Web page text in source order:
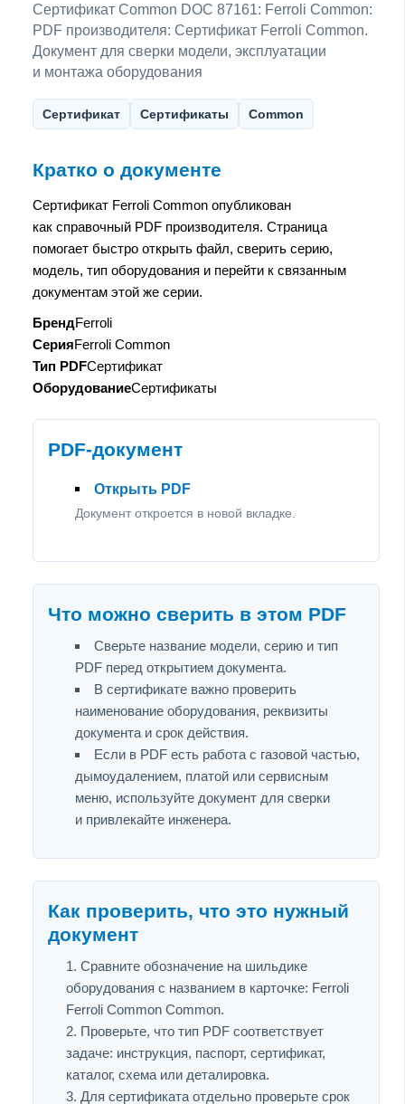
Сертификат Common DOC 87161: Ferroli Common:
PDF производителя: Сертификат Ferroli Common.
Документ для сверки модели, эксплуатации
и монтажа оборудования
Сертификат Сертификаты Common
Кратко о документе
Сертификат Ferroli Common опубликован
как справочный PDF производителя. Страница
помогает быстро открыть файл, сверить серию,
модель, тип оборудования и перейти к связанным
документам этой же серии.
БрендFerroli
СерияFerroli Common
Тип PDFСертификат
ОборудованиеСертификаты
PDF-документ
Открыть PDF
Документ откроется в новой вкладке.
Что можно сверить в этом PDF
Сверьте название модели, серию и тип
PDF перед открытием документа.
В сертификате важно проверить
наименование оборудования, реквизиты
документа и срок действия.
Если в PDF есть работа с газовой частью,
дымоудалением, платой или сервисным
меню, используйте документ для сверки
и привлекайте инженера.
Как проверить, что это нужный
документ
Сравните обозначение на шильдике
оборудования с названием в карточке: Ferroli
Ferroli Common Common.
Проверьте, что тип PDF соответствует
задаче: инструкция, паспорт, сертификат,
каталог, схема или деталировка.
Для сертификата отдельно проверьте срок